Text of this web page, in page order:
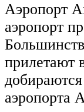
Аэропорт
аэропорт
прилетают
аэропорта